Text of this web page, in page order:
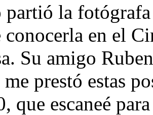
partió la
conocerla en el
Su amigo
prestó estas
que escaneé